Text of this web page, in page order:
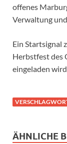
offenes
Verwaltung
Ein Startsignal
Herbstfest des
eingeladen
ÄHNLICHE